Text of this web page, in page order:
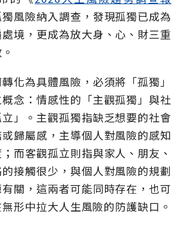
風險納入調查，發現孤獨已成為
境，更成為放大身、心、財三重
化為具體風險，必須將「孤獨」
念：情感性的「主觀孤獨」與社
」。主觀孤獨指缺乏想要的社會
歸屬感，主導個人對風險的感知
而客觀孤立則指與家人、朋友、
接觸很少，與個人對風險的規劃
關，這兩者可能同時存在，也可
形中拉大人生風險的防護缺口。